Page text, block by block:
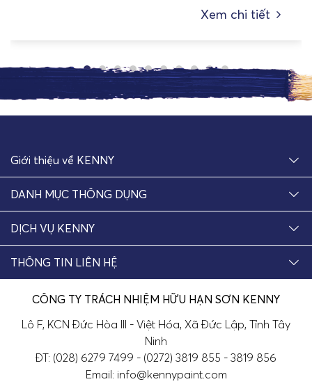
Xem chi tiết
Giới thiệu về KENNY
DANH MỤC THÔNG DỤNG
DỊCH VỤ KENNY
THÔNG TIN LIÊN HỆ
CÔNG TY TRÁCH NHIỆM HỮU HẠN SƠN KENNY
Lô F, KCN Đức Hòa III - Việt Hóa, Xã Đức Lập, Tỉnh Tây
Ninh
ĐT: (028) 6279 7499 - (0272) 3819 855 - 3819 856
Email: info@kennypaint.com